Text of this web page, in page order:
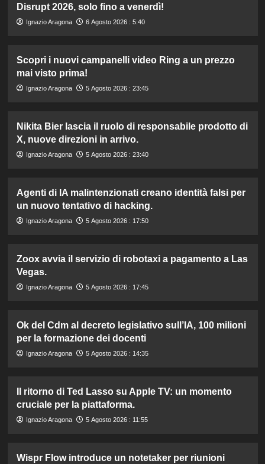
Disrupt 2026, solo fino a venerdì!
Ignazio Aragona 6 Agosto 2026 : 5:40
Scopri i nuovi campanelli video Ring a un prezzo
mai visto prima!
Ignazio Aragona 5 Agosto 2026 : 23:45
Nikita Bier lascia il ruolo di responsabile prodotto di
X, nuove direzioni in arrivo.
Ignazio Aragona 5 Agosto 2026 : 23:40
Agenti di IA malintenzionati creano identità falsi per
un nuovo tentativo di hacking.
Ignazio Aragona 5 Agosto 2026 : 17:50
Zoox avvia il servizio di robotaxi a pagamento a Las
Vegas.
Ignazio Aragona 5 Agosto 2026 : 17:45
Ok del Cdm al decreto legislativo sull’IA, 100 milioni
per la formazione dei docenti
Ignazio Aragona 5 Agosto 2026 : 14:35
Il ritorno di Ted Lasso su Apple TV: un momento
cruciale per la piattaforma.
Ignazio Aragona 5 Agosto 2026 : 11:55
Wispr Flow introduce un notetaker per riunioni